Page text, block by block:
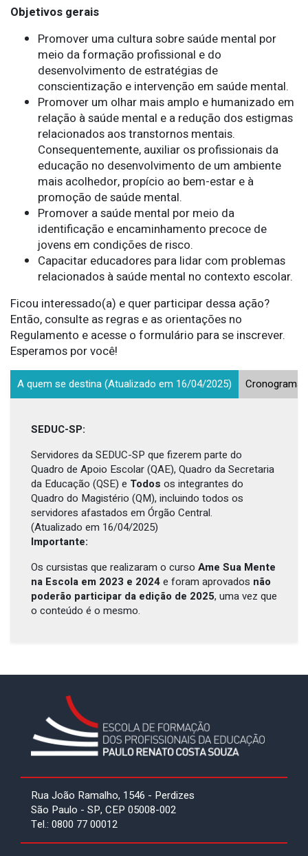
Objetivos gerais
Promover uma cultura sobre saúde mental por
meio da formação profissional e do
desenvolvimento de estratégias de
conscientização e intervenção em saúde mental.
Promover um olhar mais amplo e humanizado em
relação à saúde mental e a redução dos estigmas
relacionados aos transtornos mentais.
Consequentemente, auxiliar os profissionais da
educação no desenvolvimento de um ambiente
mais acolhedor, propício ao bem-estar e à
promoção de saúde mental.
Promover a saúde mental por meio da
identificação e encaminhamento precoce de
jovens em condições de risco.
Capacitar educadores para lidar com problemas
relacionados à saúde mental no contexto escolar.
Ficou interessado(a) e quer participar dessa ação?
Então, consulte as regras e as orientações no
Regulamento e acesse o formulário para se inscrever.
Esperamos por você!
A quem se destina (Atualizado em 16/04/2025) Cronograma
SEDUC-SP:
Servidores da SEDUC-SP que fizerem parte do
Quadro de Apoio Escolar (QAE), Quadro da Secretaria
da Educação (QSE) e Todos os integrantes do
Quadro do Magistério (QM), incluindo todos os
servidores afastados em Órgão Central.
(Atualizado em 16/04/2025)
Importante:
Os cursistas que realizaram o curso Ame Sua Mente
na Escola em 2023 e 2024e foram aprovados não
poderão participar da edição de 2025, uma vez que
o conteúdo é o mesmo.
Rua João Ramalho, 1546 - Perdizes
São Paulo - SP, CEP 05008-002
Tel.: 0800 77 00012